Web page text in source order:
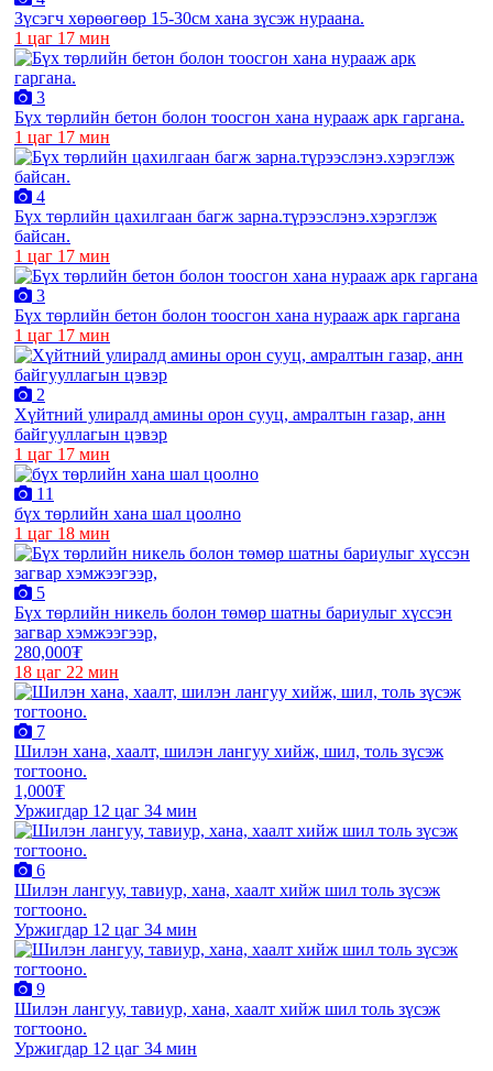
Зүсэгч хөрөөгөөр 15-30см хана зүсэж нураана.
1 цаг 17 мин
3
Бүх төрлийн бетон болон тоосгон хана нурааж арк гаргана.
1 цаг 17 мин
4
Бүх төрлийн цахилгаан багж зарна.түрээслэнэ.хэрэглэж
байсан.
1 цаг 17 мин
3
Бүх төрлийн бетон болон тоосгон хана нурааж арк гаргана
1 цаг 17 мин
2
Хүйтний улиралд амины орон сууц, амралтын газар, анн
байгууллагын цэвэр
1 цаг 17 мин
11
бүх төрлийн хана шал цоолно
1 цаг 18 мин
5
Бүх төрлийн никель болон төмөр шатны бариулыг хүссэн
загвар хэмжээгээр,
280,000₮
18 цаг 22 мин
7
Шилэн хана, хаалт, шилэн лангуу хийж, шил, толь зүсэж
тогтооно.
1,000₮
Уржигдар 12 цаг 34 мин
6
Шилэн лангуу, тавиур, хана, хаалт хийж шил толь зүсэж
тогтооно.
Уржигдар 12 цаг 34 мин
9
Шилэн лангуу, тавиур, хана, хаалт хийж шил толь зүсэж
тогтооно.
Уржигдар 12 цаг 34 мин